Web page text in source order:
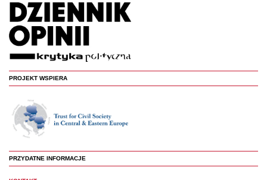
PROJEKT WSPIERA
PRZYDATNE INFORMACJE